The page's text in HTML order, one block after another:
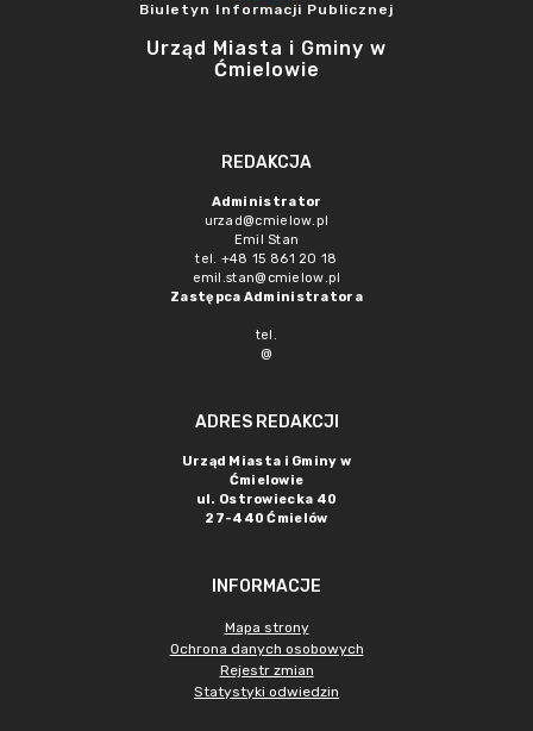
Biuletyn Informacji Publicznej
Urząd Miasta i Gminy w
Ćmielowie
REDAKCJA
Administrator
urzad@cmielow.pl
Emil Stan
tel. +48 15 861 20 18
emil.stan@cmielow.pl
Zastępca Administratora
tel.
@
ADRES REDAKCJI
Urząd Miasta i Gminy w
Ćmielowie
ul. Ostrowiecka 40
27-440 Ćmielów
INFORMACJE
Mapa strony
Ochrona danych osobowych
Rejestr zmian
Statystyki odwiedzin